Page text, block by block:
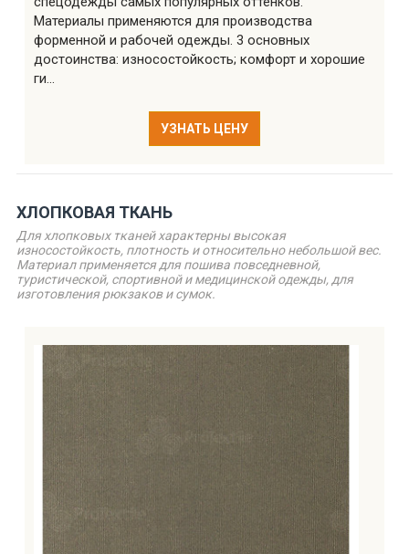
Материалы применяются для производства
форменной и рабочей одежды. 3 основных
достоинства: износостойкость; комфорт и хорошие
ги...
УЗНАТЬ ЦЕНУ
ХЛОПКОВАЯ ТКАНЬ
Для хлопковых тканей характерны высокая
износостойкость, плотность и относительно небольшой вес.
Материал применяется для пошива повседневной,
туристической, спортивной и медицинской одежды, для
изготовления рюкзаков и сумок.